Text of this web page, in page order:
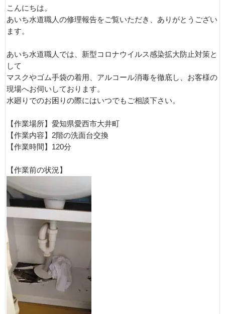
こんにちは。
あいち水道職人の修理報告をご覧いただき、ありがとうござい
ます。
あいち水道職人では、新型コロナウイルス感染拡大防止対策と
して
マスクやゴム手袋の着用、アルコール消毒を徹底し、お客様の
現場へお伺いしております。
水廻りでのお困りの際にはいつでもご相談下さい。
【作業場所】愛知県愛西市大井町
【作業内容】2階の洗面台交換
【作業時間】120分
【作業前の状況】